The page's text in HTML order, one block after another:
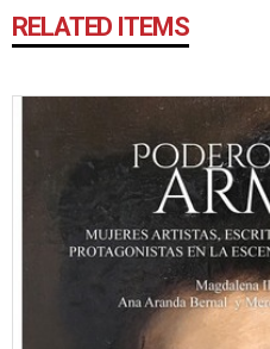
RELATED ITEMS